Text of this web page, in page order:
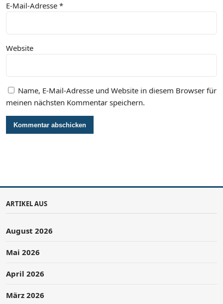
E-Mail-Adresse *
Website
Name, E-Mail-Adresse und Website in diesem Browser für
meinen nächsten Kommentar speichern.
ARTIKEL AUS
August 2026
Mai 2026
April 2026
März 2026